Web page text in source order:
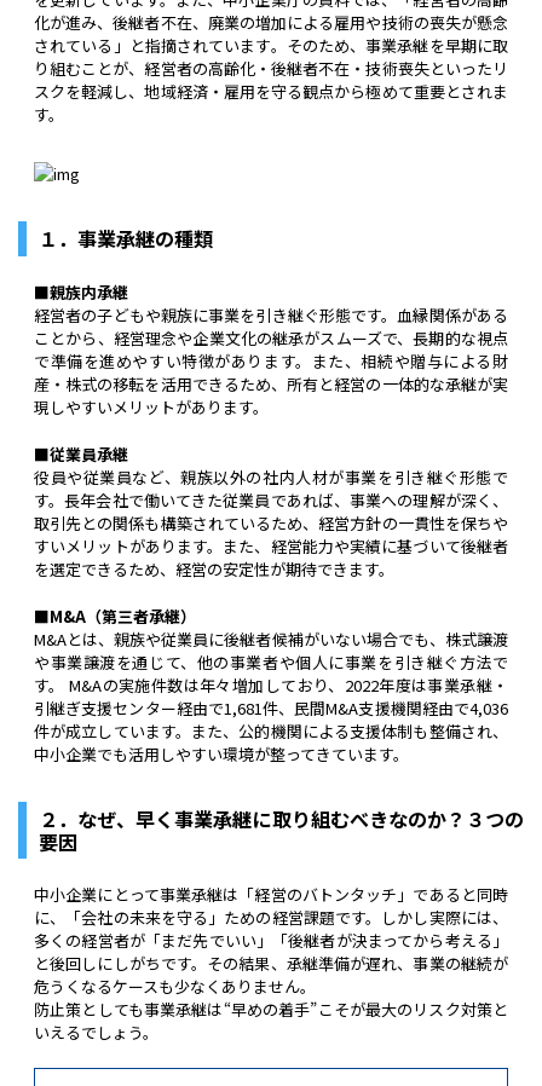
化が進み、後継者不在、廃業の増加による雇用や技術の喪失が懸念
されている」と指摘されています。そのため、事業承継を早期に取
り組むことが、経営者の高齢化・後継者不在・技術喪失といったリ
スクを軽減し、地域経済・雇用を守る観点から極めて重要とされま
す。
１．事業承継の種類
■親族内承継
経営者の子どもや親族に事業を引き継ぐ形態です。血縁関係がある
ことから、経営理念や企業文化の継承がスムーズで、長期的な視点
で準備を進めやすい特徴があります。また、相続や贈与による財
産・株式の移転を活用できるため、所有と経営の一体的な承継が実
現しやすいメリットがあります。
■従業員承継
役員や従業員など、親族以外の社内人材が事業を引き継ぐ形態で
す。長年会社で働いてきた従業員であれば、事業への理解が深く、
取引先との関係も構築されているため、経営方針の一貫性を保ちや
すいメリットがあります。また、経営能力や実績に基づいて後継者
を選定できるため、経営の安定性が期待できます。
■M&A（第三者承継）
M&Aとは、親族や従業員に後継者候補がいない場合でも、株式譲渡
や事業譲渡を通じて、他の事業者や個人に事業を引き継ぐ方法で
す。 M&Aの実施件数は年々増加しており、2022年度は事業承継・
引継ぎ支援センター経由で1,681件、民間M&A支援機関経由で4,036
件が成立しています。また、公的機関による支援体制も整備され、
中小企業でも活用しやすい環境が整ってきています。
２．なぜ、早く事業承継に取り組むべきなのか？３つの
要因
中小企業にとって事業承継は「経営のバトンタッチ」であると同時
に、「会社の未来を守る」ための経営課題です。しかし実際には、
多くの経営者が「まだ先でいい」「後継者が決まってから考える」
と後回しにしがちです。その結果、承継準備が遅れ、事業の継続が
危うくなるケースも少なくありません。
防止策としても事業承継は“早めの着手”こそが最大のリスク対策と
いえるでしょう。